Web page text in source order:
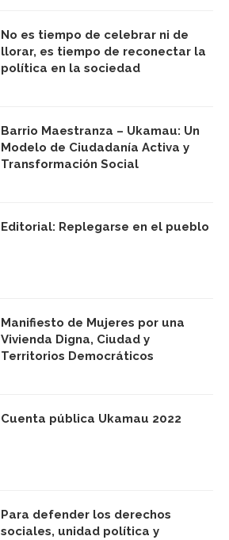
No es tiempo de celebrar ni de
llorar, es tiempo de reconectar la
política en la sociedad
Barrio Maestranza – Ukamau: Un
Modelo de Ciudadanía Activa y
Transformación Social
Editorial: Replegarse en el pueblo
Manifiesto de Mujeres por una
Vivienda Digna, Ciudad y
Territorios Democráticos
Cuenta pública Ukamau 2022
Para defender los derechos
sociales, unidad política y